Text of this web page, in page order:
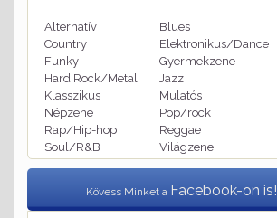
Alternatív
Blues
Country
Elektronikus/Dance
Funky
Gyermekzene
Hard Rock/Metal
Jazz
Klasszikus
Mulatós
Népzene
Pop/rock
Rap/Hip-hop
Reggae
Soul/R&B
Világzene
Kövess Minket a Facebook-on is!